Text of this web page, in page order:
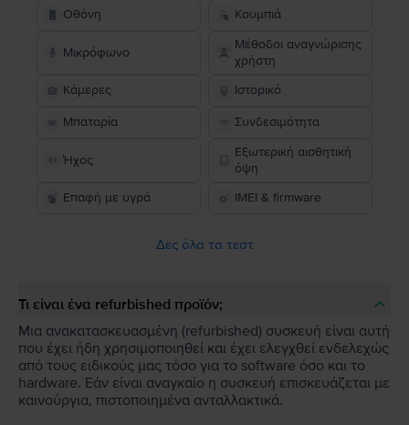
Οθόνη Κουμπιά
Μικρόφωνο
Μέθοδοι αναγνώρισης
χρήστη
Κάμερες
Ιστορικό
Μπαταρία Συνδεσιμότητα
Ήχος
Εξωτερική αισθητική
όψη
Επαφή με υγρά
IMEI & firmware
Δες όλα τα τεστ
Τι είναι ένα refurbished προϊόν;
Μια ανακατασκευασμένη (refurbished) συσκευή είναι αυτή
που έχει ήδη χρησιμοποιηθεί και έχει ελεγχθεί ενδελεχώς
από τους ειδικούς μας τόσο για το software όσο και το
hardware. Εάν είναι αναγκαίο η συσκευή επισκευάζεται με
καινούργια, πιστοποιημένα ανταλλακτικά.